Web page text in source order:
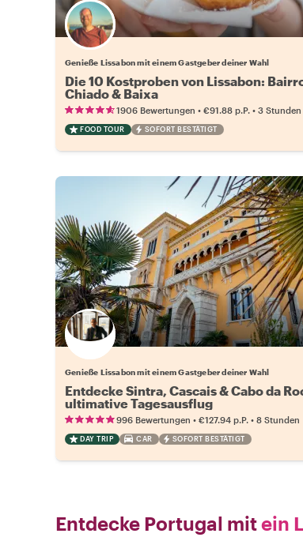
Wähle deinen Lieblingsgastgeber
Genieße Lissabon mit einem Gastgeber deiner Wahl
Die 10 Kostproben von Lissabon:
Chiado & Baixa
1906 Bewertungen • €91.88 p.P. • 3 Stunden
FOOD TOUR SOFORT BESTÄTIGT
Wähle deinen Lieblingsgastgeber
Genieße Lissabon mit einem Gastgeber deiner Wahl
Entdecke Sintra, Cascais & Cabo da
ultimative Tagesausflug
996 Bewertungen • €127.94 p.P. • 8 Stunden
DAY TRIP CAR SOFORT BESTÄTIGT
Entdecke Portugal mitein